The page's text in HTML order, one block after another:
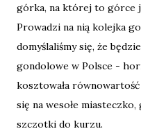
górka, na której to górce
Prowadzi na nią kolejka
domyślaliśmy się, że
gondolowe w Polsce -
kosztowała
się na wesołe
szczotki do kurzu.